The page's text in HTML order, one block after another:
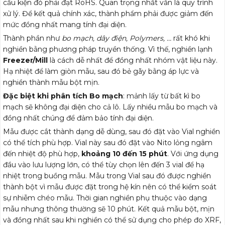
cấu kiện đó phải đạt RoHS. Quan trọng nhất vẫn là quy trình
xử lý. Để kết quả chính xác, thành phẩm phải được giảm đến
mức đồng nhất mang tính đại diện.
Thành phần như bo mạch, dây điện, Polymers, … rất khó khi
nghiền bằng phương pháp truyền thống. Vì thế, nghiền lạnh
Freezer/Mill là cách dễ nhất để đồng nhất nhóm vật liệu này.
Hạ nhiệt để làm giòn mẫu, sau đó bẻ gãy bằng áp lực và
nghiền thành mẫu bột mịn.
Đặc biệt khi phân tích Bo mạch: mảnh lấy từ bất kì bo
mạch sẽ không đại diện cho cả lô. Lấy nhiều mẫu bo mạch và
đồng nhất chúng để đảm bảo tính đại diện.
Mẫu được cắt thành dạng dễ dùng, sau đó đặt vào Vial nghiền
có thể tích phù hợp. Vial này sau đó đặt vào Nito lỏng ngâm
đến nhiệt độ phù hợp, khoảng 10 đến 15 phút. Với ứng dụng
đầu vào lưu lượng lớn, có thể tùy chọn lên đến 3 vial để hạ
nhiệt trong buồng mẫu. Mẫu trong Vial sau đó được nghiền
thành bột vì mẫu được đặt trong hệ kín nên có thể kiểm soát
sự nhiễm chéo mẫu. Thời gian nghiền phụ thuộc vào dạng
mẫu nhưng thông thường sẽ 10 phút. Kết quả mẫu bột, mịn
và đồng nhất sau khi nghiền có thể sử dụng cho phép đo XRF,